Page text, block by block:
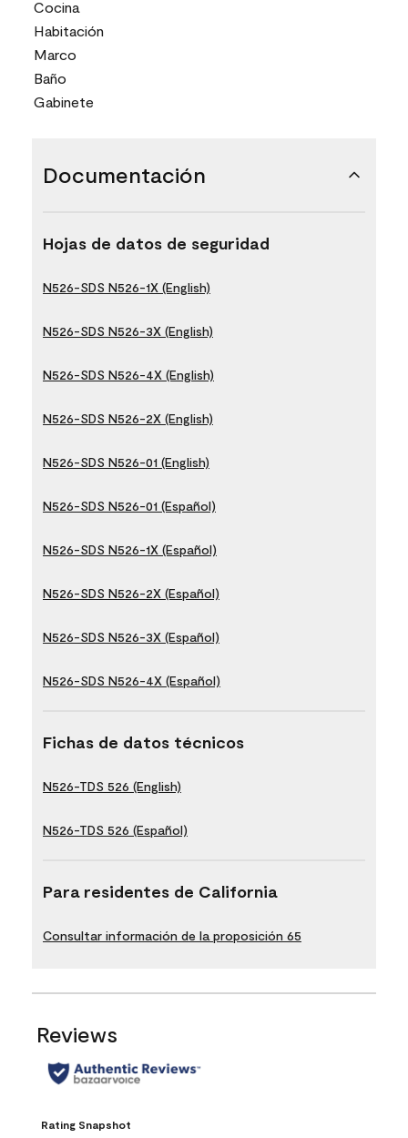
Cocina
Habitación
Marco
Baño
Gabinete
Documentación
Hojas de datos de seguridad
N526-SDS N526-1X (English)
N526-SDS N526-3X (English)
N526-SDS N526-4X (English)
N526-SDS N526-2X (English)
N526-SDS N526-01 (English)
N526-SDS N526-01 (Español)
N526-SDS N526-1X (Español)
N526-SDS N526-2X (Español)
N526-SDS N526-3X (Español)
N526-SDS N526-4X (Español)
Fichas de datos técnicos
N526-TDS 526 (English)
N526-TDS 526 (Español)
Para residentes de California
Consultar información de la proposición 65
Reviews
Rating Snapshot